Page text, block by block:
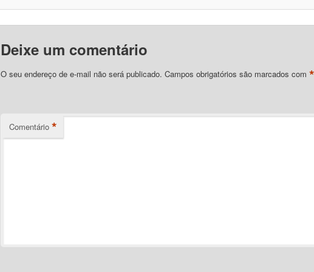
Deixe um comentário
O seu endereço de e-mail não será publicado. Campos obrigatórios são marcados com *
Comentário *